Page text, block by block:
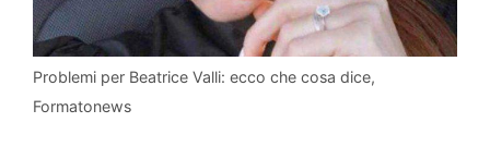
Problemi per Beatrice Valli: ecco che cosa dice,
Formatonews